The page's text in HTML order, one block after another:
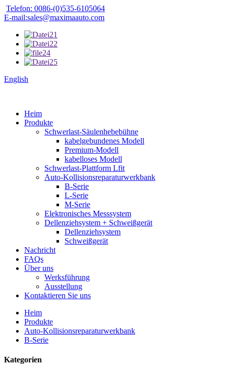
Telefon: 0086-(0)535-6105064
E-mail:sales@maximaauto.com
English
Heim
Produkte
Schwerlast-Säulenhebebühne
kabelgebundenes Modell
Premium-Modell
kabelloses Modell
Schwerlast-Plattform Lfit
Auto-Kollisionsreparaturwerkbank
B-Serie
L-Serie
M-Serie
Elektronisches Messsystem
Dellenziehsystem + Schweißgerät
Dellenziehsystem
Schweißgerät
Nachricht
FAQs
Über uns
Werksführung
Ausstellung
Kontaktieren Sie uns
Heim
Produkte
Auto-Kollisionsreparaturwerkbank
B-Serie
Kategorien